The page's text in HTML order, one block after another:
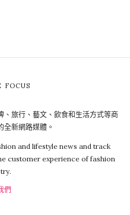
FOCUS
、旅行、藝文、飲食和生活方式等商
全新網路媒體。
and lifestyle news and track
customer experience of fashion
們